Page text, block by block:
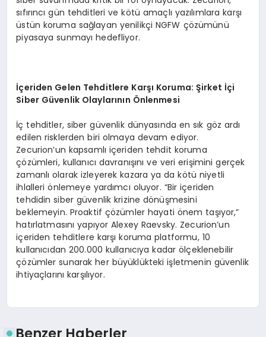
sıfırıncı gün tehditleri ve kötü amaçlı yazılımlara karşı
üstün koruma sağlayan yenilikçi NGFW çözümünü
piyasaya sunmayı hedefliyor.
İçeriden Gelen Tehditlere Karşı Koruma: Şirket İçi
Siber Güvenlik Olaylarının Önlenmesi
İç tehditler, siber güvenlik dünyasında en sık göz ardı
edilen risklerden biri olmaya devam ediyor.
Zecurion’un kapsamlı içeriden tehdit koruma
çözümleri, kullanıcı davranışını ve veri erişimini gerçek
zamanlı olarak izleyerek kazara ya da kötü niyetli
ihlalleri önlemeye yardımcı oluyor. “Bir içeriden
tehdidin siber güvenlik krizine dönüşmesini
beklemeyin. Proaktif çözümler hayati önem taşıyor,”
hatırlatmasını yapıyor Alexey Raevsky. Zecurion’un
içeriden tehditlere karşı koruma platformu, 10
kullanıcıdan 200.000 kullanıcıya kadar ölçeklenebilir
çözümler sunarak her büyüklükteki işletmenin güvenlik
ihtiyaçlarını karşılıyor.